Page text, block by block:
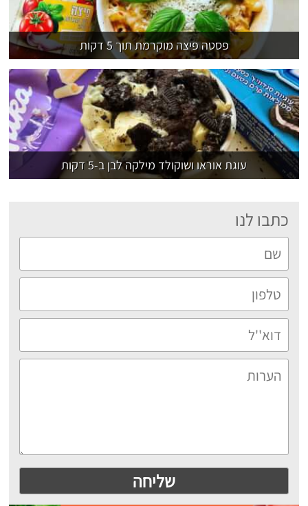
פסטה פיצה מוקרמת תוך 5 דקות
עוגת אוראו ושוקולד מילקה לבן ב-5 דקות
כתבו לנו